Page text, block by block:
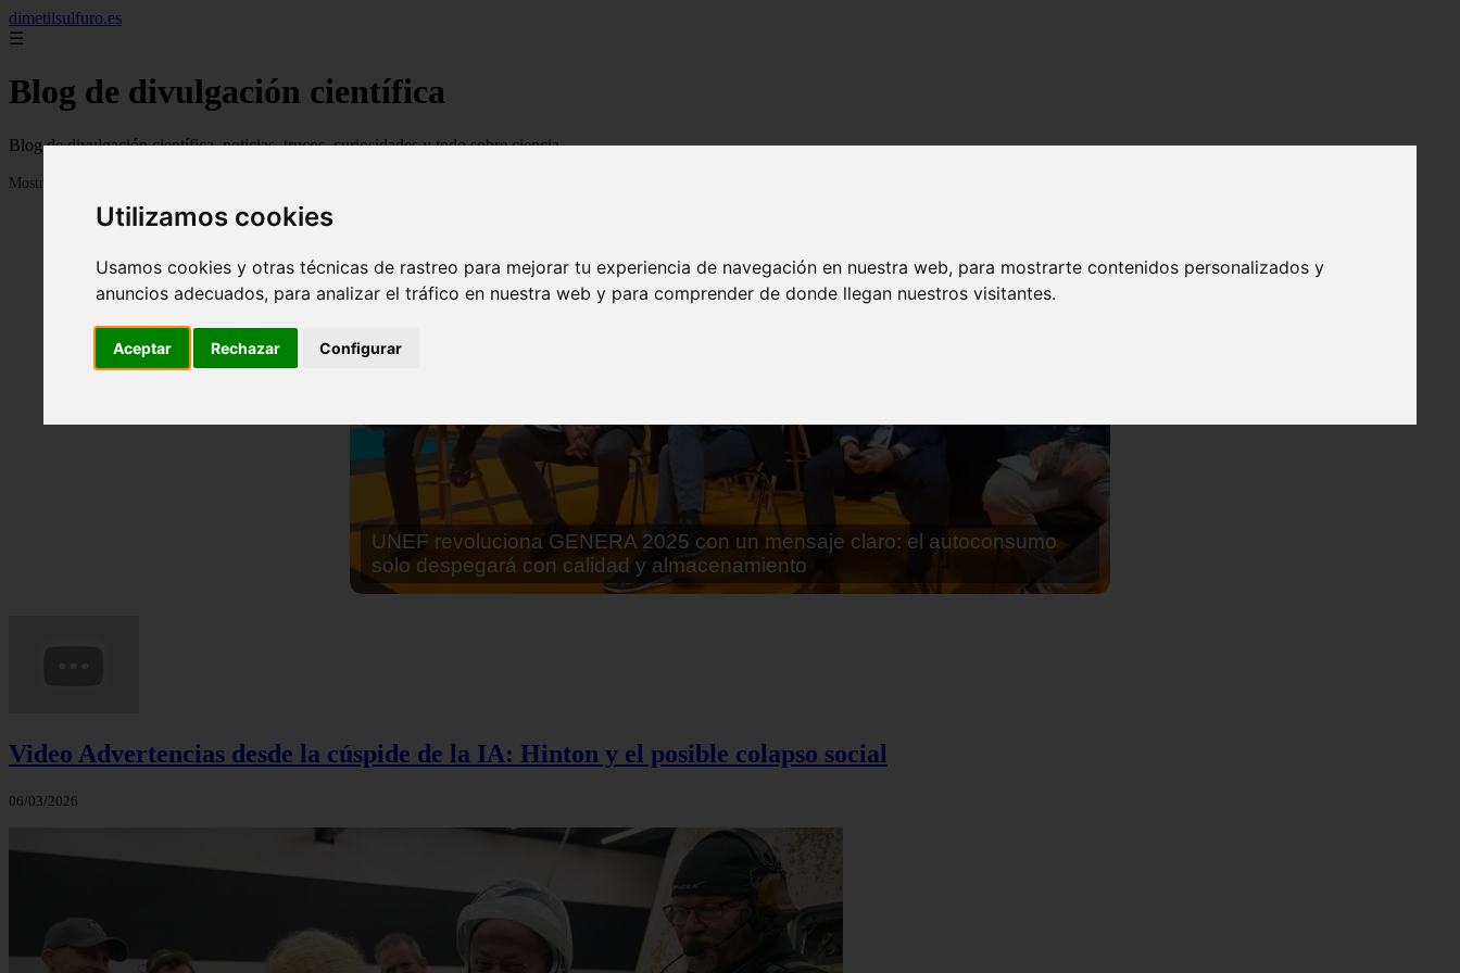
Utilizamos cookies
Usamos cookies y otras técnicas de rastreo para mejorar tu experiencia de navegación en nuestra web, para mostrarte contenidos personalizados y
anuncios adecuados, para analizar el tráfico en nuestra web y para comprender de donde llegan nuestros visitantes.
Aceptar Rechazar Configurar
dimetilsulfuro.es
☰
Blog de divulgación científica
Blog de divulgación científica, noticias, trucos, curiosidades y todo sobre ciencia
Mostrando 1 - 24 de 907 artículos
En África harán lo que parecía imposible: Utilizarán moléculas de agua para
cocinar sus alimentos
Video Advertencias desde la cúspide de la IA: Hinton y el posible colapso social
06/03/2026